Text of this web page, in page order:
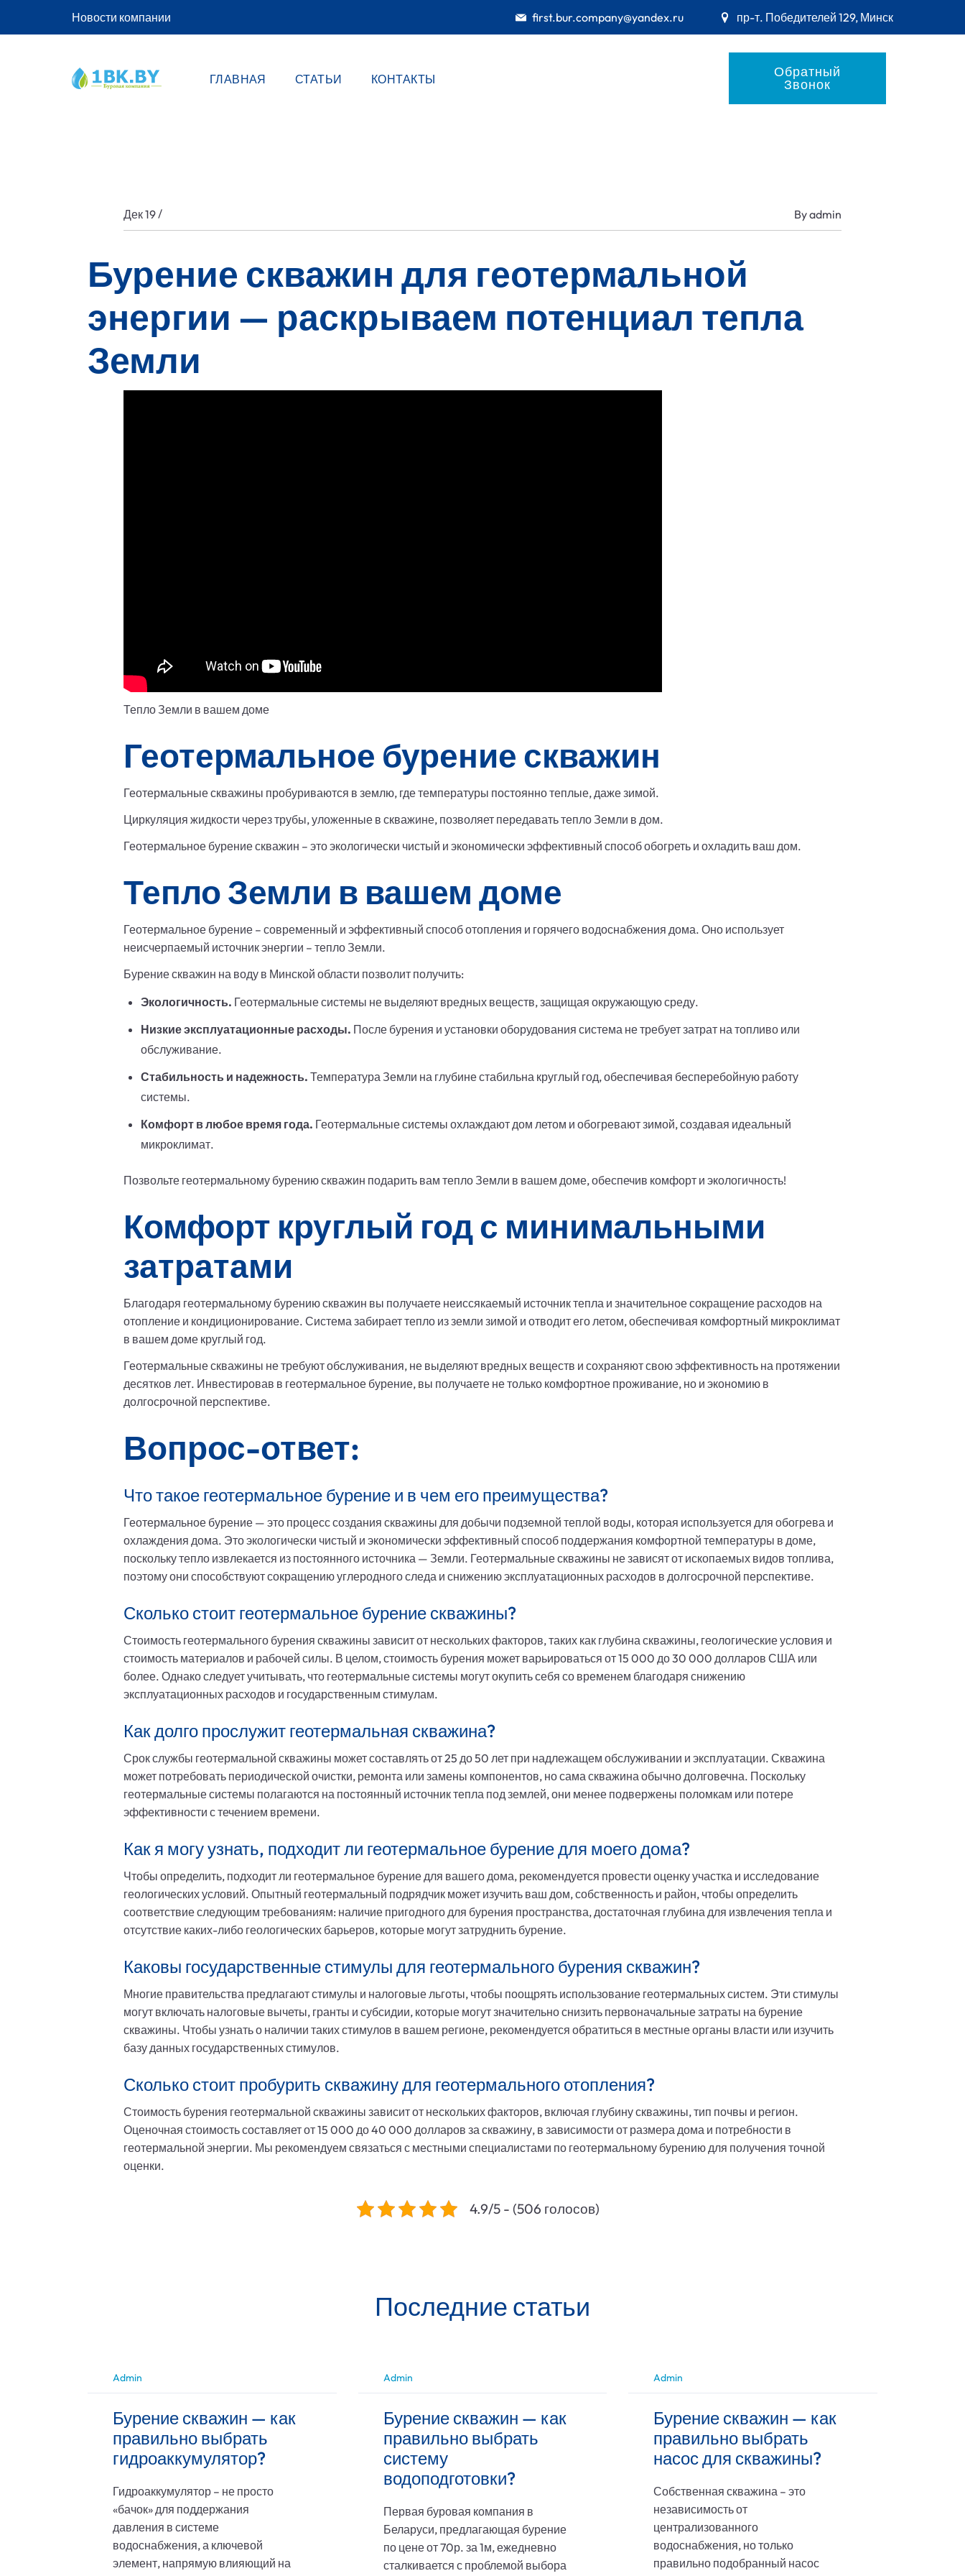
Новости компании first.bur.company@yandex.ru пр-т. Победителей 129, Минск
ГЛАВНАЯ СТАТЬИ КОНТАКТЫ Обратный
Звонок
Дек 19/ Byadmin
Бурение скважин для геотермальной
энергии — раскрываем потенциал тепла
Земли
Тепло Земли в вашем доме
Геотермальное бурение скважин
Геотермальные скважины пробуриваются в землю, где температуры постоянно теплые, даже зимой.
Циркуляция жидкости через трубы, уложенные в скважине, позволяет передавать тепло Земли в дом.
Геотермальное бурение скважин – это экологически чистый и экономически эффективный способ обогреть и охладить ваш дом.
Тепло Земли в вашем доме
Геотермальное бурение – современный и эффективный способ отопления и горячего водоснабжения дома. Оно использует
неисчерпаемый источник энергии – тепло Земли.
Бурение скважин на воду в Минской области позволит получить:
Экологичность. Геотермальные системы не выделяют вредных веществ, защищая окружающую среду.
Низкие эксплуатационные расходы. После бурения и установки оборудования система не требует затрат на топливо или
обслуживание.
Стабильность и надежность. Температура Земли на глубине стабильна круглый год, обеспечивая бесперебойную работу
системы.
Комфорт в любое время года. Геотермальные системы охлаждают дом летом и обогревают зимой, создавая идеальный
микроклимат.
Позвольте геотермальному бурению скважин подарить вам тепло Земли в вашем доме, обеспечив комфорт и экологичность!
Комфорт круглый год с минимальными
затратами
Благодаря геотермальному бурению скважин вы получаете неиссякаемый источник тепла и значительное сокращение расходов на
отопление и кондиционирование. Система забирает тепло из земли зимой и отводит его летом, обеспечивая комфортный микроклимат
в вашем доме круглый год.
Геотермальные скважины не требуют обслуживания, не выделяют вредных веществ и сохраняют свою эффективность на протяжении
десятков лет. Инвестировав в геотермальное бурение, вы получаете не только комфортное проживание, но и экономию в
долгосрочной перспективе.
Вопрос-ответ:
Что такое геотермальное бурение и в чем его преимущества?
Геотермальное бурение — это процесс создания скважины для добычи подземной теплой воды, которая используется для обогрева и
охлаждения дома. Это экологически чистый и экономически эффективный способ поддержания комфортной температуры в доме,
поскольку тепло извлекается из постоянного источника — Земли. Геотермальные скважины не зависят от ископаемых видов топлива,
поэтому они способствуют сокращению углеродного следа и снижению эксплуатационных расходов в долгосрочной перспективе.
Сколько стоит геотермальное бурение скважины?
Стоимость геотермального бурения скважины зависит от нескольких факторов, таких как глубина скважины, геологические условия и
стоимость материалов и рабочей силы. В целом, стоимость бурения может варьироваться от 15 000 до 30 000 долларов США или
более. Однако следует учитывать, что геотермальные системы могут окупить себя со временем благодаря снижению
эксплуатационных расходов и государственным стимулам.
Как долго прослужит геотермальная скважина?
Срок службы геотермальной скважины может составлять от 25 до 50 лет при надлежащем обслуживании и эксплуатации. Скважина
может потребовать периодической очистки, ремонта или замены компонентов, но сама скважина обычно долговечна. Поскольку
геотермальные системы полагаются на постоянный источник тепла под землей, они менее подвержены поломкам или потере
эффективности с течением времени.
Как я могу узнать, подходит ли геотермальное бурение для моего дома?
Чтобы определить, подходит ли геотермальное бурение для вашего дома, рекомендуется провести оценку участка и исследование
геологических условий. Опытный геотермальный подрядчик может изучить ваш дом, собственность и район, чтобы определить
соответствие следующим требованиям: наличие пригодного для бурения пространства, достаточная глубина для извлечения тепла и
отсутствие каких-либо геологических барьеров, которые могут затруднить бурение.
Каковы государственные стимулы для геотермального бурения скважин?
Многие правительства предлагают стимулы и налоговые льготы, чтобы поощрять использование геотермальных систем. Эти стимулы
могут включать налоговые вычеты, гранты и субсидии, которые могут значительно снизить первоначальные затраты на бурение
скважины. Чтобы узнать о наличии таких стимулов в вашем регионе, рекомендуется обратиться в местные органы власти или изучить
базу данных государственных стимулов.
Сколько стоит пробурить скважину для геотермального отопления?
Стоимость бурения геотермальной скважины зависит от нескольких факторов, включая глубину скважины, тип почвы и регион.
Оценочная стоимость составляет от 15 000 до 40 000 долларов за скважину, в зависимости от размера дома и потребности в
геотермальной энергии. Мы рекомендуем связаться с местными специалистами по геотермальному бурению для получения точной
оценки.
4.9/5 - (506 голосов)
Последние статьи
Admin
Бурение скважин — как
правильно выбрать
гидроаккумулятор?
Гидроаккумулятор – не просто
«бачок» для поддержания
давления в системе
водоснабжения, а ключевой
элемент, напрямую влияющий на
Admin
Бурение скважин — как
правильно выбрать
систему
водоподготовки?
Первая буровая компания в
Беларуси, предлагающая бурение
по цене от 70р. за 1м, ежедневно
сталкивается с проблемой выбора
Admin
Бурение скважин — как
правильно выбрать
насос для скважины?
Собственная скважина – это
независимость от
централизованного
водоснабжения, но только
правильно подобранный насос